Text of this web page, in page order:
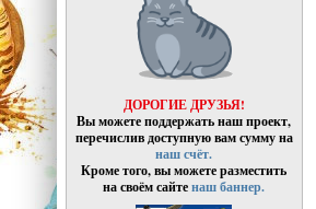
ДОРОГИЕ ДРУЗЬЯ!
Вы можете поддержать наш проект,
перечислив доступную вам сумму на
наш счёт.
Кроме того, вы можете разместить
на своём сайтенаш баннер.